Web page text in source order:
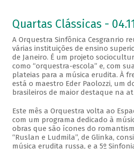
Quartas Clássicas -
A Orquestra Sinfônica Cesgranrio
várias instituições de ensino
de Janeiro. É um projeto
como “orquestra-escola” e, com
plateias para a música erudita. À
está o maestro Eder Paolozzi, um
brasileiros de maior destaque na
Este mês a Orquestra volta ao
com um programa dedicado à
obras que são ícones do
“Ruslan e Ludmila”, de Glinka,
música erudita russa, e a 5º